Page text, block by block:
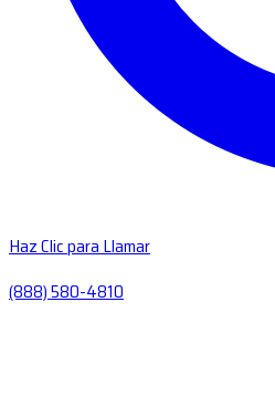
Haz Clic para Llamar
(888) 580-4810